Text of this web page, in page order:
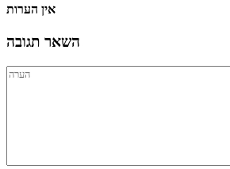
אין הערות
השאר תגובה